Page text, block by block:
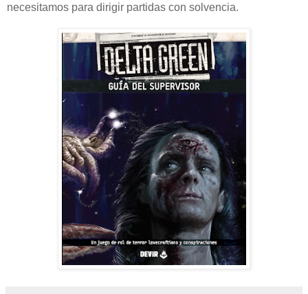
necesitamos para dirigir partidas con solvencia.